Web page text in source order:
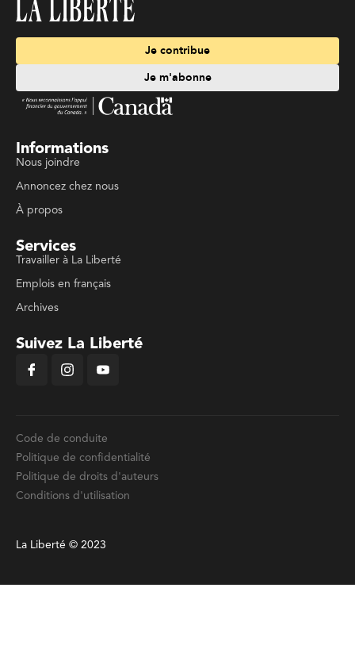
Je contribue
Je m'abonne
Informations
Nous joindre
Annoncez chez nous
À propos
Services
Travailler à La Liberté
Emplois en français
Archives
Suivez La Liberté
Code de conduite
Politique de confidentialité
Politique de droits d'auteurs
Conditions d'utilisation
La Liberté © 2023